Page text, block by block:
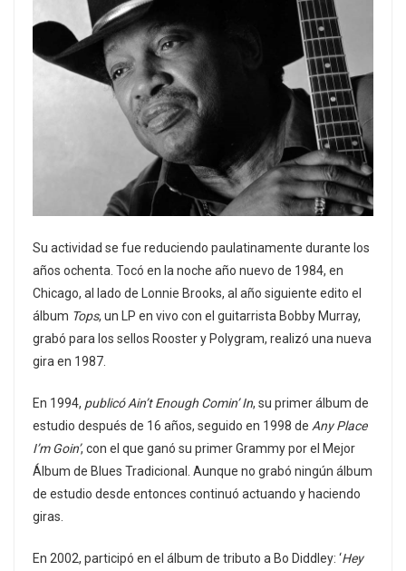
Su actividad se fue reduciendo paulatinamente durante los
años ochenta. Tocó en la noche año nuevo de 1984, en
Chicago, al lado de Lonnie Brooks, al año siguiente edito el
álbum Tops, un LP en vivo con el guitarrista Bobby Murray,
grabó para los sellos Rooster y Polygram, realizó una nueva
gira en 1987.
En 1994, publicó Ain’t Enough Comin’ In, su primer álbum de
estudio después de 16 años, seguido en 1998 de Any Place
I’m Goin’, con el que ganó su primer Grammy por el Mejor
Álbum de Blues Tradicional. Aunque no grabó ningún álbum
de estudio desde entonces continuó actuando y haciendo
giras.
En 2002, participó en el álbum de tributo a Bo Diddley: ‘Hey